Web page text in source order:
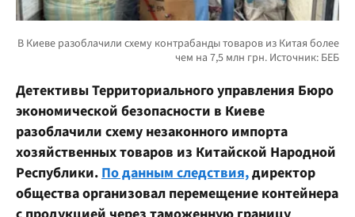
Детективы Территориального управления Бюро
экономической безопасности в Киеве
разоблачили схему незаконного импорта
хозяйственных товаров из Китайской Народной
Республики. По данным следствия,директор
общества организовал перемещение контейнера